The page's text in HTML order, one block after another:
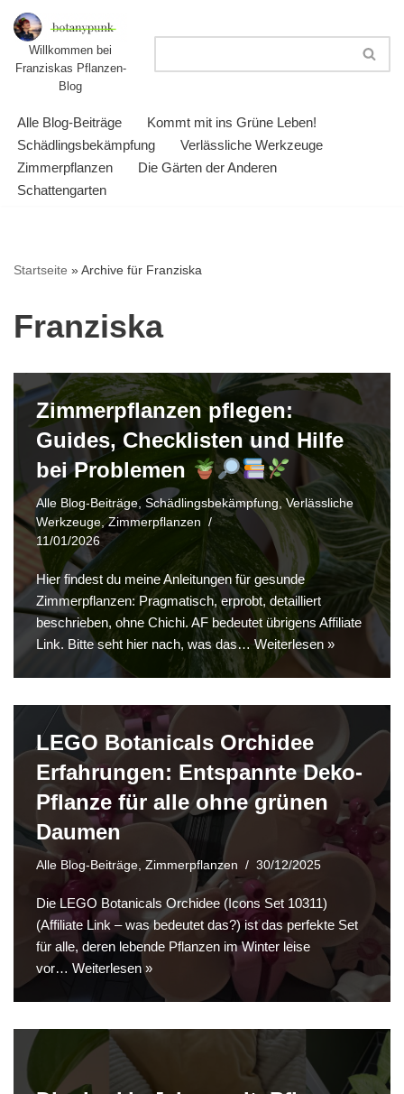
Zum
Inhalt
springen
Willkommen bei
Franziskas Pflanzen-
Blog
Alle Blog-Beiträge
Kommt mit ins Grüne Leben!
Schädlingsbekämpfung
Verlässliche Werkzeuge
Zimmerpflanzen
Die Gärten der Anderen
Schattengarten
Startseite »Archive für Franziska
Franziska
Zimmerpflanzen pflegen:
Guides, Checklisten und Hilfe
bei Problemen
Alle Blog-Beiträge, Schädlingsbekämpfung ,Verlässliche
Werkzeuge ,Zimmerpflanzen
11/01/2026
Hier findest du meine Anleitungen für gesunde
Zimmerpflanzen: Pragmatisch, erprobt, detailliert
beschrieben, ohne Chichi. AF bedeutet übrigens Affiliate
Link. Bitte seht hier nach, was das…Weiterlesen »
LEGO Botanicals Orchidee
Erfahrungen: Entspannte Deko-
Pflanze für alle ohne grünen
Daumen
Alle Blog-Beiträge Zimmerpflanzen 30/12/2025
Die LEGO Botanicals Orchidee (Icons Set 10311)
(Affiliate Link – was bedeutet das?) ist das perfekte Set
für alle, deren lebende Pflanzen im Winter leise
vor… Weiterlesen »